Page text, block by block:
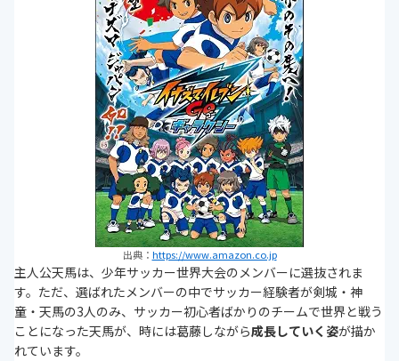
出典： https://www.amazon.co.jp
主人公天馬は、少年サッカー世界大会のメンバーに選抜されま
す。ただ、選ばれたメンバーの中でサッカー経験者が剣城・神
童・天馬の3人のみ、サッカー初心者ばかりのチームで世界と戦う
ことになった天馬が、時には葛藤しながら成長していく姿が描か
れています。